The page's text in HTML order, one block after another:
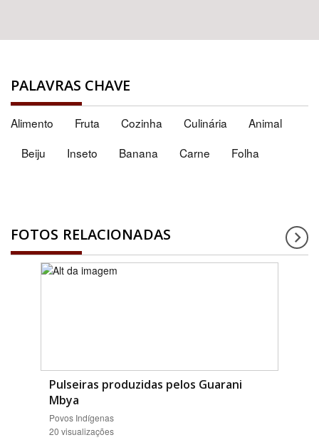
PALAVRAS CHAVE
Alimento Fruta Cozinha Culinária
Animal
Beiju
Inseto Banana Carne Folha
FOTOS RELACIONADAS
Pulseiras produzidas pelos Guarani
Mbya
Povos Indígenas
20 visualizações